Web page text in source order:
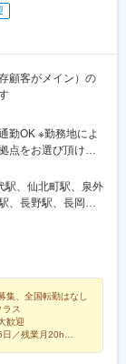
顧客がメイン）の
勤OK ※勤務地によ
点をお選び頂けま
＜東北エリア＞■
＜北陸エリア＞■
ア＞■東京支店■
機器開発営業部
松支店■岐阜支店■
店【本社】〒440-
鉄道市内線乗車
所あり
駅、仙北町駅、泉外
、長野駅、長岡
、伊勢佐木長者町
西岐阜駅、久居
)、湯島駅、石川町
健軍校前駅、御茶
丁馬場駅
集、全国転勤はなし
ラス
歓迎
日／残業月20h